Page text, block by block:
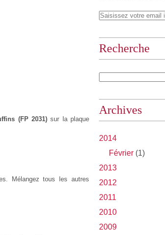
(FP 2031) sur la plaque
Mélangez tous les autres
Recherche
Archives
2014
Février (1)
2013
2012
2011
2010
2009